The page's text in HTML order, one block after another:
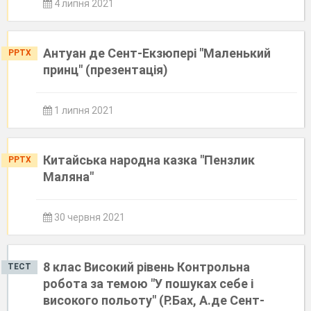
4 липня 2021
PPTX
Антуан де Сент-Екзюпері "Маленький
принц" (презентація)
1 липня 2021
PPTX
Китайська народна казка "Пензлик
Маляна"
30 червня 2021
ТЕСТ
8 клас Високий рівень Контрольна
робота за темою "У пошуках себе і
високого польоту" (Р.Бах, А.де Сент-